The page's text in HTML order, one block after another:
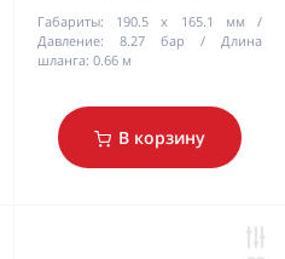
Габариты:
190.5 х 165.1 мм
Давление:
8.27 бар
Длина
шланга: 0.66 м
В корзину